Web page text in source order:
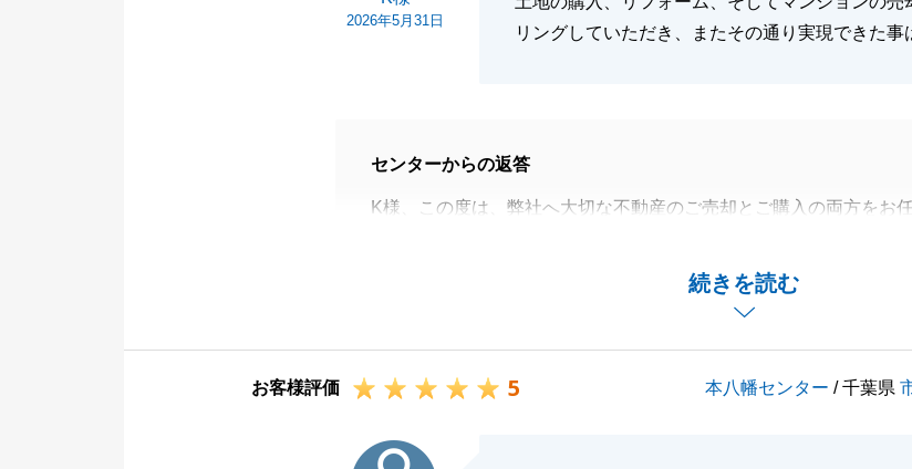
2026年5月31日
リングしていただき、またその通り実現できた事
続きを読む
センターからの返答
K様、この度は、弊社へ大切な不動産のご売却とご購入の両方をお
ご購入先のリフォーム相談から、住宅ローンのスケジュールの組み
今後また、不動産のことでお困り事がございましたら、お気軽にご
お客様評価 5 本八幡センター / 千葉県